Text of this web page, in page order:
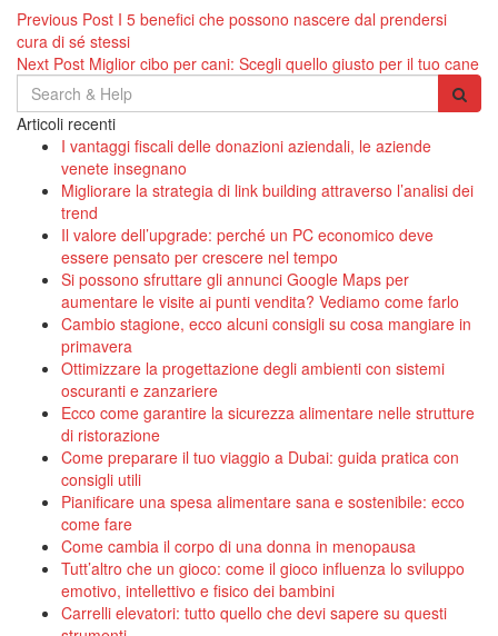
Navigazione
articoli
Previous Post I 5 benefici che possono nascere dal prendersi
cura di sé stessi
Next Post Miglior cibo per cani: Scegli quello giusto per il tuo cane
Search
for:
Articoli recenti
I vantaggi fiscali delle donazioni aziendali, le aziende
venete insegnano
Migliorare la strategia di link building attraverso l’analisi dei
trend
Il valore dell’upgrade: perché un PC economico deve
essere pensato per crescere nel tempo
Si possono sfruttare gli annunci Google Maps per
aumentare le visite ai punti vendita? Vediamo come farlo
Cambio stagione, ecco alcuni consigli su cosa mangiare in
primavera
Ottimizzare la progettazione degli ambienti con sistemi
oscuranti e zanzariere
Ecco come garantire la sicurezza alimentare nelle strutture
di ristorazione
Come preparare il tuo viaggio a Dubai: guida pratica con
consigli utili
Pianificare una spesa alimentare sana e sostenibile: ecco
come fare
Come cambia il corpo di una donna in menopausa
Tutt’altro che un gioco: come il gioco influenza lo sviluppo
emotivo, intellettivo e fisico dei bambini
Carrelli elevatori: tutto quello che devi sapere su questi